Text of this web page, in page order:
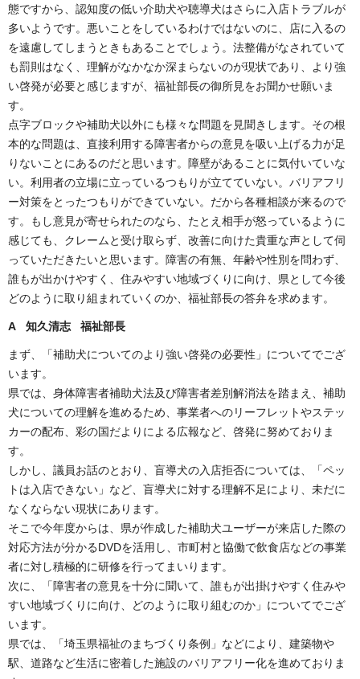
態ですから、認知度の低い介助犬や聴導犬はさらに入店トラブルが
多いようです。悪いことをしているわけではないのに、店に入るの
を遠慮してしまうときもあることでしょう。法整備がなされていて
も罰則はなく、理解がなかなか深まらないのが現状であり、より強
い啓発が必要と感じますが、福祉部長の御所見をお聞かせ願いま
す。
点字ブロックや補助犬以外にも様々な問題を見聞きします。その根
本的な問題は、直接利用する障害者からの意見を吸い上げる力が足
りないことにあるのだと思います。障壁があることに気付いていな
い。利用者の立場に立っているつもりが立てていない。バリアフリ
ー対策をとったつもりができていない。だから各種相談が来るので
す。もし意見が寄せられたのなら、たとえ相手が怒っているように
感じても、クレームと受け取らず、改善に向けた貴重な声として伺
っていただきたいと思います。障害の有無、年齢や性別を問わず、
誰もが出かけやすく、住みやすい地域づくりに向け、県として今後
どのように取り組まれていくのか、福祉部長の答弁を求めます。
A 知久清志 福祉部長
まず、「補助犬についてのより強い啓発の必要性」についてでござ
います。
県では、身体障害者補助犬法及び障害者差別解消法を踏まえ、補助
犬についての理解を進めるため、事業者へのリーフレットやステッ
カーの配布、彩の国だよりによる広報など、啓発に努めておりま
す。
しかし、議員お話のとおり、盲導犬の入店拒否については、「ペッ
トは入店できない」など、盲導犬に対する理解不足により、未だに
なくならない現状にあります。
そこで今年度からは、県が作成した補助犬ユーザーが来店した際の
対応方法が分かるDVDを活用し、市町村と協働で飲食店などの事業
者に対し積極的に研修を行ってまいります。
次に、「障害者の意見を十分に聞いて、誰もが出掛けやすく住みや
すい地域づくりに向け、どのように取り組むのか」についてでござ
います。
県では、「埼玉県福祉のまちづくり条例」などにより、建築物や
駅、道路など生活に密着した施設のバリアフリー化を進めておりま